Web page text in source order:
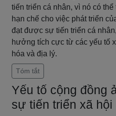
tiến triển cá nhân, vì nó có
hạn chế cho việc phát triển
đạt được sự tiến triển cá
hưởng tích cực từ các yếu tố
hóa và địa lý.
Tóm tắt
Yếu tố cộng đồng
sự tiến triển xã hội